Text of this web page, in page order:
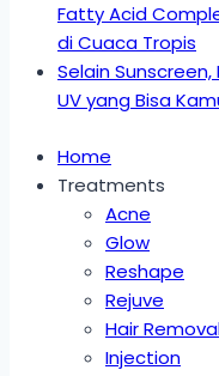
Fatty Acid
di Cuaca Tropis
Selain
UV yang Bisa
Home
Treatments
Acne
Glow
Reshape
Rejuve
Hair
Injection